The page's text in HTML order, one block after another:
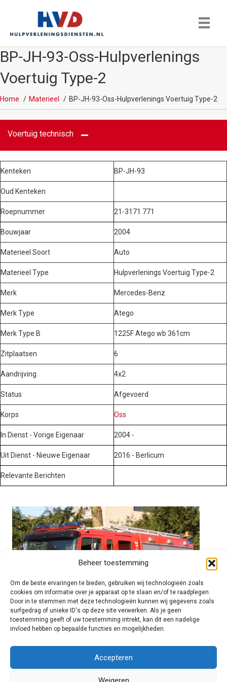
Beheer toestemming
Om de beste ervaringen te bieden, gebruiken wij technologieën zoals
cookies om informatie over je apparaat op te slaan en/of te raadplegen.
Door in te stemmen met deze technologieën kunnen wij gegevens zoals
surfgedrag of unieke ID's op deze site verwerken. Als je geen
toestemming geeft of uw toestemming intrekt, kan dit een nadelige
invloed hebben op bepaalde functies en mogelijkheden.
Accepteren
BP-JH-93-Oss-Hulpverlenings
Voertuig Type-2
Home Materieel BP-JH-93-Oss-Hulpverlenings Voertuig Type-2
Voertuig technisch
Kenteken BP-JH-93
Oud Kenteken
Roepnummer 21-3171 771
Bouwjaar 2004
Materieel Soort Auto
Materieel Type Hulpverlenings Voertuig Type-2
Merk Mercedes-Benz
Merk Type Atego
Merk Type B 1225F Atego wb 361cm
Zitplaatsen 6
Aandrijving 4x2
Status Afgevoerd
Korps Oss
In Dienst - Vorige Eigenaar 2004 -
Uit Dienst - Nieuwe Eigenaar 2016 - Berlicum
Relevante Berichten